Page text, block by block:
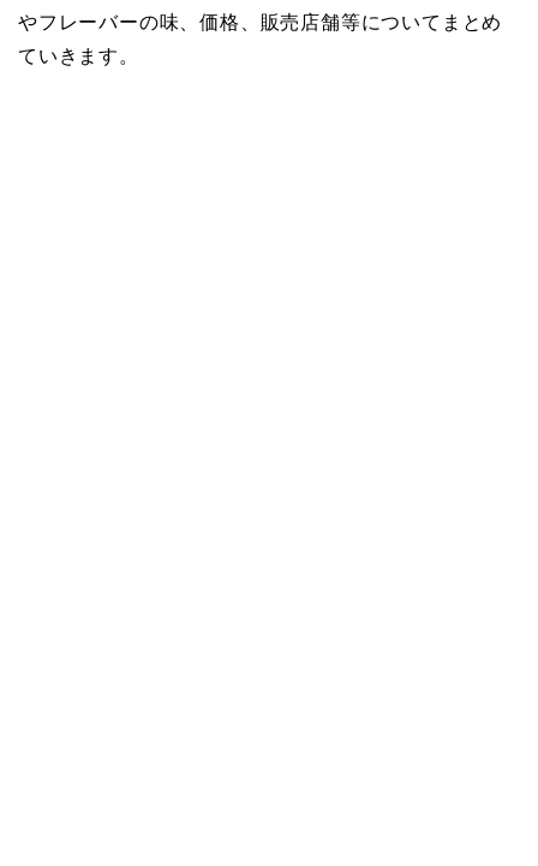
やフレーバーの味、価格、販売店舗等についてまとめ
ていきます。